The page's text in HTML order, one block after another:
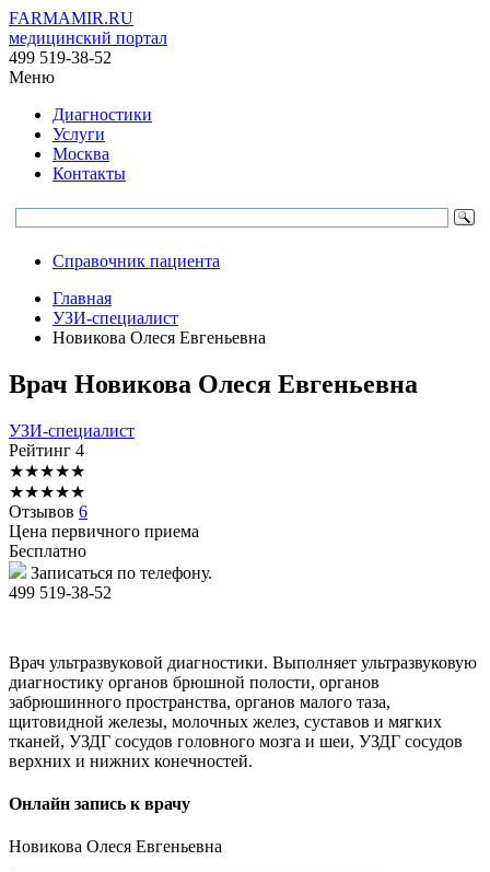
FARMAMIR.RU
медицинский портал
499 519-38-52
Меню
Диагностики
Услуги
Москва
Контакты
Справочник пациента
Главная
УЗИ-специалист
Новикова Олеся Евгеньевна
Врач Новикова Олеся Евгеньевна
УЗИ-специалист
Рейтинг 4
★★★★★
★★★★★
Отзывов 6
Цена первичного приема
Бесплатно
Записаться по телефону.
499 519-38-52
Врач ультразвуковой диагностики. Выполняет ультразвуковую
диагностику органов брюшной полости, органов
забрюшинного пространства, органов малого таза,
щитовидной железы, молочных желез, суставов и мягких
тканей, УЗДГ сосудов головного мозга и шеи, УЗДГ сосудов
верхних и нижних конечностей.
Онлайн запись к врачу
Новикова Олеся Евгеньевна